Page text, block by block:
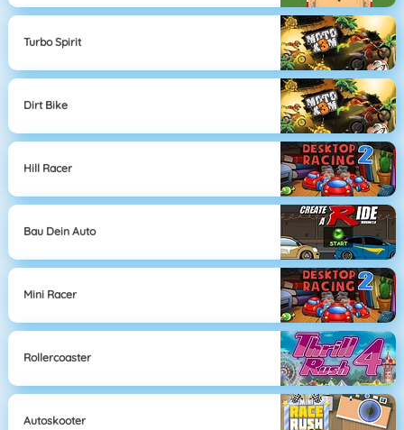
Turbo Spirit
Dirt Bike
Hill Racer
Bau Dein Auto
Mini Racer
Rollercoaster
Autoskooter